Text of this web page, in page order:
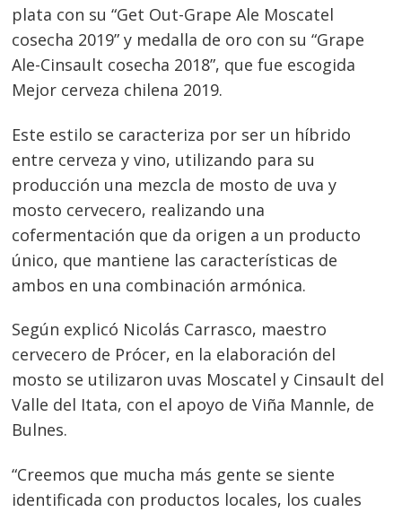
plata con su “Get Out-Grape Ale Moscatel
cosecha 2019” y medalla de oro con su “Grape
Ale-Cinsault cosecha 2018”, que fue escogida
Mejor cerveza chilena 2019.
Este estilo se caracteriza por ser un híbrido
entre cerveza y vino, utilizando para su
producción una mezcla de mosto de uva y
mosto cervecero, realizando una
cofermentación que da origen a un producto
único, que mantiene las características de
ambos en una combinación armónica.
Según explicó Nicolás Carrasco, maestro
cervecero de Prócer, en la elaboración del
mosto se utilizaron uvas Moscatel y Cinsault del
Valle del Itata, con el apoyo de Viña Mannle, de
Bulnes.
“Creemos que mucha más gente se siente
identificada con productos locales, los cuales
Navegación
de
entradas